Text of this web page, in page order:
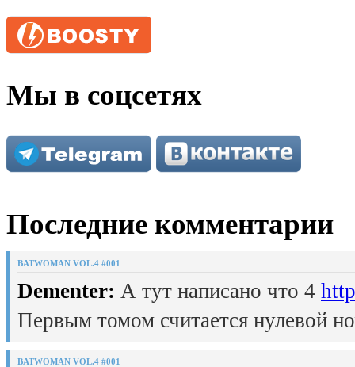
Мы в соцсетях
Последние комментарии
BATWOMAN VOL.4 #001
Dementer: А тут написано что 4
Первым томом считается нулевой
BATWOMAN VOL.4 #001